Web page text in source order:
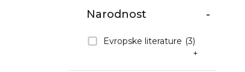
Narodnost -
Evropske literature (3)
+